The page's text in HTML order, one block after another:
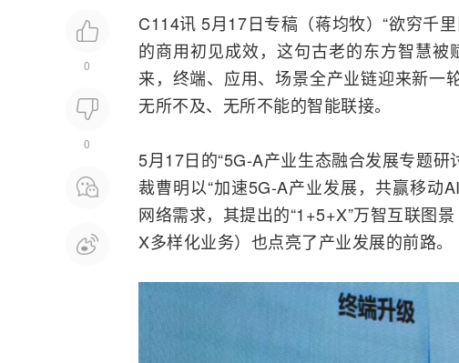
0
0
C114讯 5月17日专稿（蒋均牧）“欲穷千
的商用初见成效，这句古老的东方智慧
来，终端、应用、场景全产业链迎来新一
无所不及、无所不能的智能联接。
5月17日的“5G-A产业生态融合发展专题研
裁曹明以“加速5G-A产业发展，共赢移动
网络需求，其提出的“1+5+X”万智互联图
X多样化业务）也点亮了产业发展的前路。